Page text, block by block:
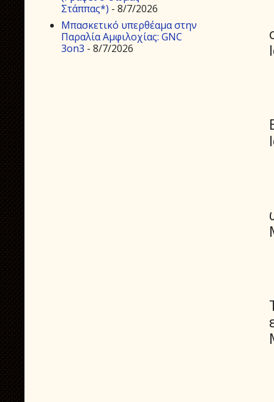
Στάππας*) - 8/7/2026
Μπασκετικό υπερθέαμα στην
Παραλία Αμφιλοχίας: GNC
3on3 - 8/7/2026